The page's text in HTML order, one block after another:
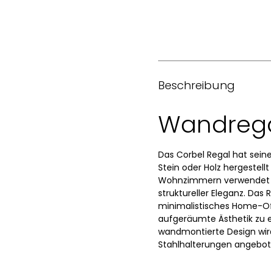
Beschreibung
Das Corbel Regal hat
Stein oder Holz
Wohnzimmern
struktureller Eleganz.
minimalistisches Home-
aufgeräumte Ästhetik zu
wandmontierte Design
Stahlhalterungen